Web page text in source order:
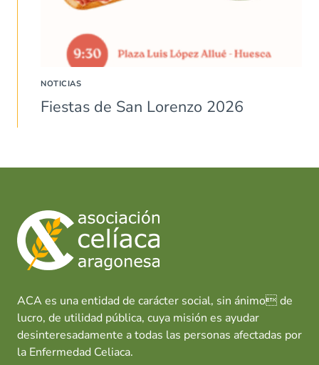
NOTICIAS
Fiestas de San Lorenzo 2026
ACA es una entidad de carácter social, sin ánimo de
lucro, de utilidad pública, cuya misión es ayudar
desinteresadamente a todas las personas afectadas por
la Enfermedad Celiaca.